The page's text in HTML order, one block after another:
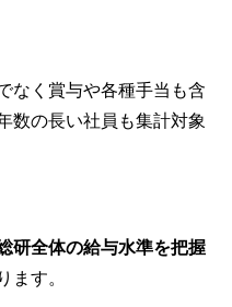
なく賞与や各種手当も含
数の長い社員も集計対象
研全体の給与水準を把握
ます。